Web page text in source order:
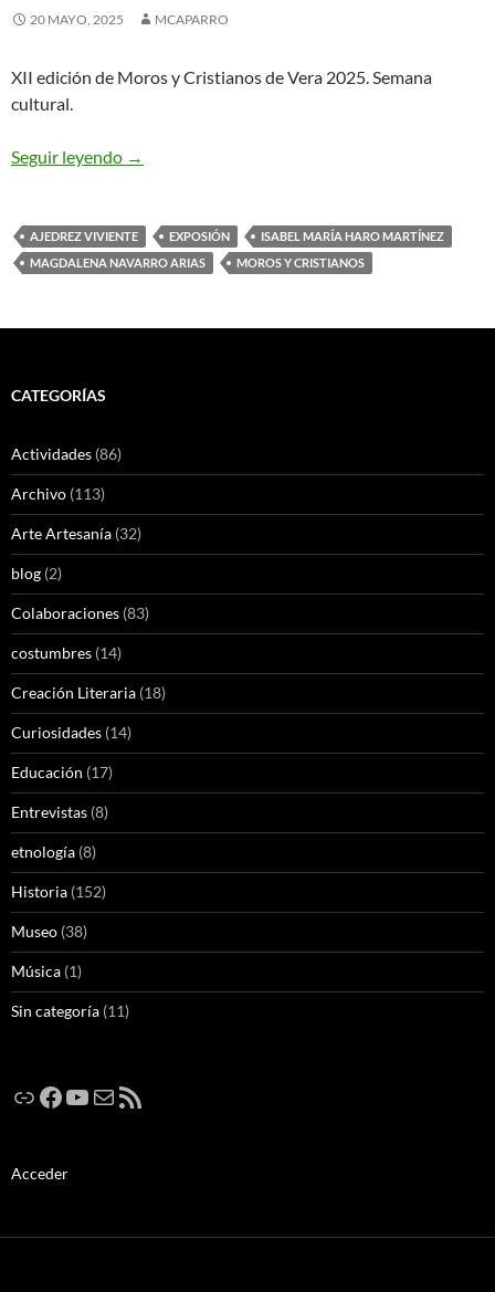
20 MAYO, 2025 MCAPARRO
XII edición de Moros y Cristianos de Vera 2025. Semana
cultural.
Seguir leyendo XII EDICIÓN DE MOROS Y CRISTIANOS DE
→
AJEDREZ VIVIENTE EXPOSIÓN
ISABEL MARÍA HARO MARTÍNEZ
MAGDALENA NAVARRO ARIAS
MOROS Y CRISTIANOS
CATEGORÍAS
Actividades (86)
Archivo (113)
Arte Artesanía (32)
blog (2)
Colaboraciones (83)
costumbres (14)
Creación Literaria (18)
Curiosidades (14)
Educación (17)
Entrevistas (8)
etnología (8)
Historia (152)
Museo (38)
Música (1)
Sin categoría (11)
Enlace
Facebook
YouTube
Correo electrónico
Feed RSS
Acceder